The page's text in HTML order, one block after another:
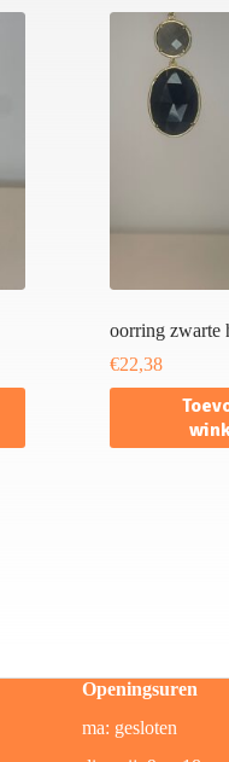
oorring zwarte
€22,38
Openingsuren
ma: gesloten